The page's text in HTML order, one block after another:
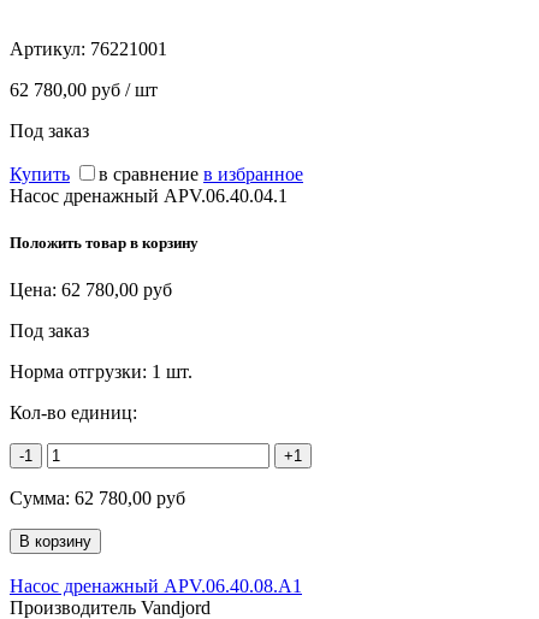
Артикул: 76221001
62 780,00 руб / шт
Под заказ
Купить в сравнение в избранное
Насос дренажный APV.06.40.04.1
Положить товар в корзину
Цена: 62 780,00 руб
Под заказ
Норма отгрузки: 1 шт.
Кол-во единиц:
-1 +1
Сумма: 62 780,00 руб
Насос дренажный APV.06.40.08.A1
Производитель Vandjord